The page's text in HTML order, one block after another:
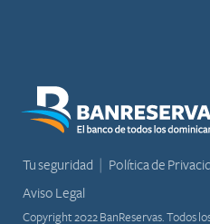
Tu seguridad Política de
Aviso Legal
Copyright 2022 BanReservas. Todos